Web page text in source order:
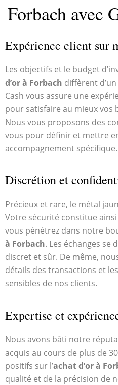
Forbach avec
Expérience client sur
Les objectifs et le budget
d’or à Forbach diffèrent
Cash vous assure une
pour satisfaire au mieux vos
Nous vous proposons des
vous pour définir et mettre
accompagnement spécifique.
Discrétion et
Précieux et rare, le métal
Votre sécurité constitue
vous pénétrez dans notre
à Forbach. Les échanges se
discret et sûr. De même,
détails des transactions et
sensibles de nos clients.
Expertise et
Nous avons bâti notre
acquis au cours de plus de
positifs sur l’achat d’or à
qualité et de la précision de